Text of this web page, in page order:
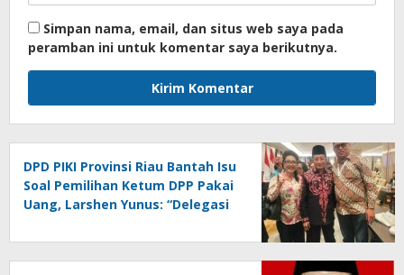
Simpan nama, email, dan situs web saya pada
peramban ini untuk komentar saya berikutnya.
DPD PIKI Provinsi Riau Bantah Isu
Soal Pemilihan Ketum DPP Pakai
Uang, Larshen Yunus: “Delegasi
100% Biaya Pribadi”